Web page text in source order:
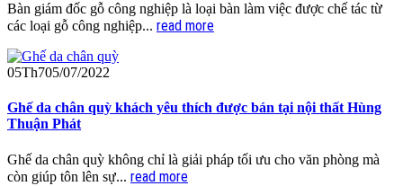
Bàn giám đốc gỗ công nghiệp là loại bàn làm việc được chế tác từ
các loại gỗ công nghiệp... read more
05Th705/07/2022
Ghế da chân quỳ khách yêu thích được bán tại nội thất Hùng
Thuận Phát
Ghế da chân quỳ không chỉ là giải pháp tối ưu cho văn phòng mà
còn giúp tôn lên sự... read more